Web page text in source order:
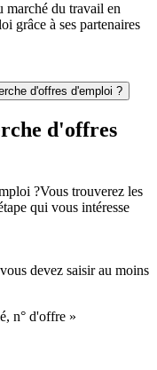
marché du travail en
grâce à ses partenaires
d'offres d'emploi ?
d'offres
?Vous trouverez les
qui vous intéresse
devez saisir au moins
n° d'offre »